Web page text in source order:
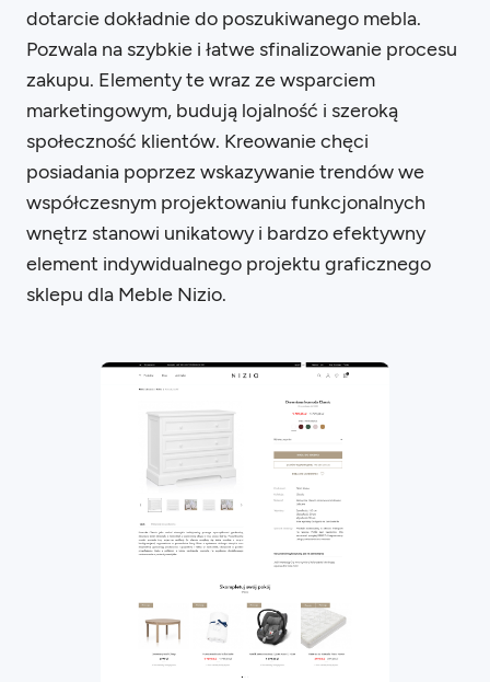
dotarcie dokładnie do poszukiwanego mebla.
Pozwala na szybkie i łatwe sfinalizowanie procesu
zakupu. Elementy te wraz ze wsparciem
marketingowym, budują lojalność i szeroką
społeczność klientów. Kreowanie chęci
posiadania poprzez wskazywanie trendów we
współczesnym projektowaniu funkcjonalnych
wnętrz stanowi unikatowy i bardzo efektywny
element indywidualnego projektu graficznego
sklepu dla Meble Nizio.